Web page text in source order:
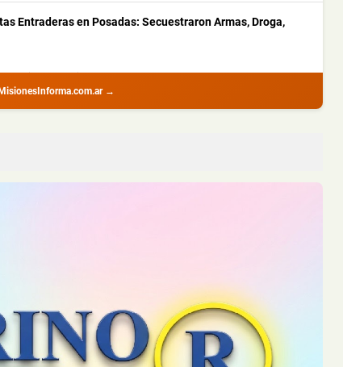
Entraderas en Posadas: Secuestraron Armas, Droga,
y una motoguadaña que habían s...
una Pareja Logró Salir a Tiempo y no Hubo Heridos
la madrugada de este martes s...
→